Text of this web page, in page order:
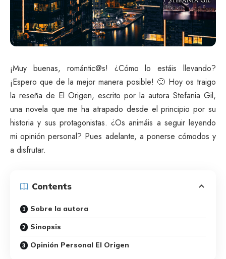
¡Muy buenas, romántic@s! ¿Cómo lo estáis llevando?
¡Espero que de la mejor manera posible! 🙂 Hoy os traigo
la reseña de El Origen, escrito por la autora Stefania Gil,
una novela que me ha atrapado desde el principio por su
historia y sus protagonistas. ¿Os animáis a seguir leyendo
mi opinión personal? Pues adelante, a ponerse cómodos y
a disfrutar.
Contents
Sobre la autora
Sinopsis
Opinión Personal El Origen